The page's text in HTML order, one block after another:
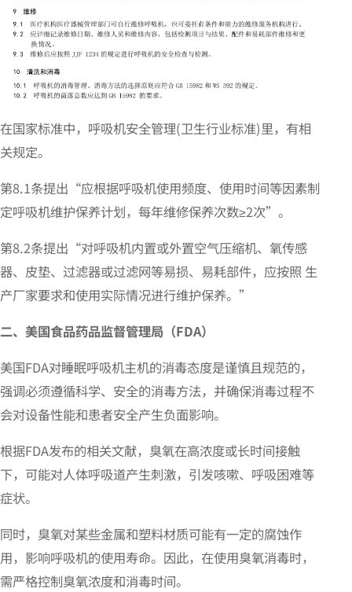
在国家标准中，呼吸机安全管理(卫生行业标准)里，有相
关规定。
第8.1条提出“应根据呼吸机使用频度、使用时间等因素制
定呼吸机维护保养计划，每年维修保养次数≥2次”。
第8.2条提出“对呼吸机内置或外置空气压缩机、氧传感
器、皮垫、过滤器或过滤网等易损、易耗部件，应按照 生
产厂家要求和使用实际情况进行维护保养。”
二、美国食品药品监督管理局（FDA）
美国FDA对睡眠呼吸机主机的消毒态度是谨慎且规范的，
强调必须遵循科学、安全的消毒方法，并确保消毒过程不
会对设备性能和患者安全产生负面影响。
根据FDA发布的相关文献，臭氧在高浓度或长时间接触
下，可能对人体呼吸道产生刺激，引发咳嗽、呼吸困难等
症状。
同时，臭氧对某些金属和塑料材质可能有一定的腐蚀作
用，影响呼吸机的使用寿命。因此，在使用臭氧消毒时，
需严格控制臭氧浓度和消毒时间。